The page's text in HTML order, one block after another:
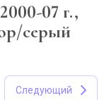
07 г.,
серый
Следующий